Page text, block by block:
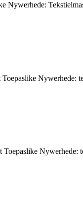
Nywerhede:
Nywerhede:
Nywerhede: